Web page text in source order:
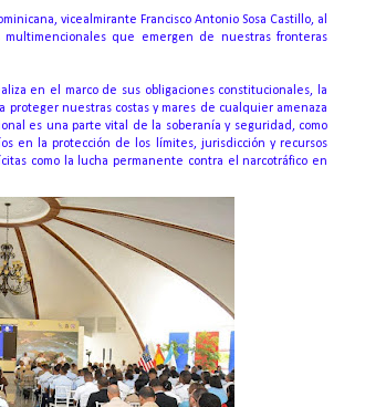
vicealmirante Francisco Antonio Sosa Castillo, al
que emergen de nuestras fronteras
en el marco de sus obligaciones constitucionales, la
nuestras costas y mares de cualquier amenaza
es una parte vital de la soberanía y seguridad, como
en la protección de los límites, jurisdicción y recursos
como la lucha permanente contra el narcotráfico en